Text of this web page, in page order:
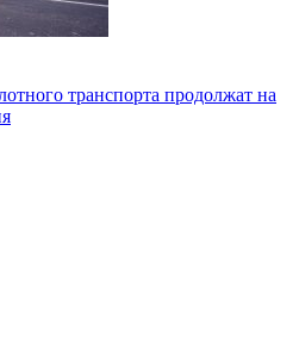
транспорта продолжат на